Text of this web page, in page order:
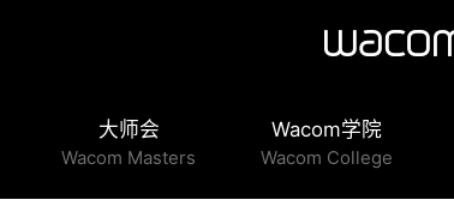
大师会
Wacom Masters
Wacom学院
Wacom College